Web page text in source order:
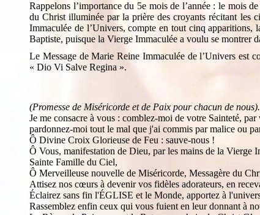
Rappelons l’importance du 5e mois de l’année : le mois
du Christ illuminée par la prière des croyants récitant les
Immaculée de l’Univers, compte en tout cinq apparitions,
Baptiste, puisque la Vierge Immaculée a voulu se montrer
Le Message de Marie Reine Immaculée de l’Univers est
« Dio Vi Salve Regina ».
(Promesse de Miséricorde et de Paix pour chacun de nous).
Je me consacre à vous : comblez-moi de votre Sainteté,
pardonnez-moi tout le mal que j'ai commis par malice ou
Ô Divine Croix Glorieuse de Feu : sauve-nous !
Ô Vous, manifestation de Dieu, par les mains de la
Sainte Famille du Ciel,
Ô Merveilleuse nouvelle de Miséricorde, Messagère du
Attisez nos cœurs à devenir vos fidèles adorateurs, en
Éclairez sans fin l'ÉGLISE et le Monde, apportez à
Rassemblez enfin ceux qui vous fuient en leur donnant à